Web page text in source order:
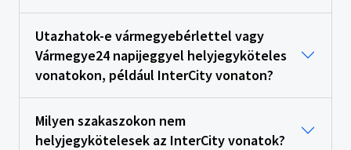
Utazhatok-e vármegyebérlettel vagy
Vármegye24 napijeggyel helyjegyköteles
vonatokon, például InterCity vonaton?
Milyen szakaszokon nem
helyjegykötelesek az InterCity vonatok?